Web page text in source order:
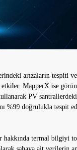
arızaların tespiti
MapperX ise
PV santrallerdeki
%99 doğrulukla tespit
hakkında termal bilgiyi